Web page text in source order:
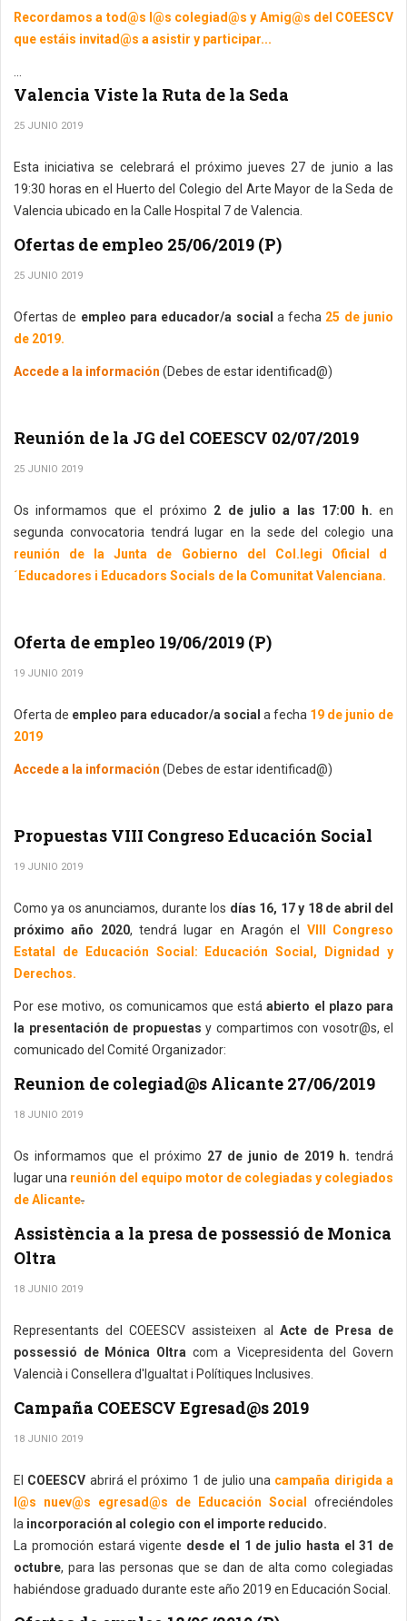
Recordamos a tod@s l@s colegiad@s y Amig@s del COEESCV
que estáis invitad@s a asistir y participar...
Valencia Viste la Ruta de la Seda
25 JUNIO 2019
Esta iniciativa se celebrará el próximo jueves 27 de junio a las
19:30 horas en el Huerto del Colegio del Arte Mayor de la Seda de
Valencia ubicado en la Calle Hospital 7 de Valencia.
Ofertas de empleo 25/06/2019 (P)
25 JUNIO 2019
Ofertas de empleo para educador/a social a fecha 25 de junio
de 2019.
Accede a la información (Debes de estar identificad@)
Reunión de la JG del COEESCV 02/07/2019
25 JUNIO 2019
Os informamos que el próximo 2 de julio a las 17:00 h. en
segunda convocatoria tendrá lugar en la sede del colegio una
reunión de la Junta de Gobierno del Col.legi Oficial d
´Educadores i Educadors Socials de la Comunitat Valenciana.
Oferta de empleo 19/06/2019 (P)
19 JUNIO 2019
Oferta de empleo para educador/a social a fecha 19 de junio de
2019
Accede a la información (Debes de estar identificad@)
Propuestas VIII Congreso Educación Social
19 JUNIO 2019
Como ya os anunciamos, durante los días 16, 17 y 18 de abril del
próximo año 2020, tendrá lugar en Aragón el
VIII Congreso
Estatal de Educación Social: Educación Social, Dignidad y
Derechos.
Por ese motivo, os comunicamos que está abierto el plazo para
la presentación de propuestas y compartimos con vosotr@s, el
comunicado del Comité Organizador:
Reunion de colegiad@s Alicante 27/06/2019
18 JUNIO 2019
Os informamos que el próximo 27 de junio de 2019 h. tendrá
lugar una reunión del equipo motor de colegiadas y colegiados
de Alicante.
Assistència a la presa de possessió de Monica
Oltra
18 JUNIO 2019
Representants del COEESCV assisteixen al Acte de Presa de
possessió de Mónica Oltra com a Vicepresidenta del Govern
Valencià i Consellera d'Igualtat i Polítiques Inclusives.
Campaña COEESCV Egresad@s 2019
18 JUNIO 2019
El COEESCV abrirá el próximo 1 de julio una campaña dirigida a
l@s nuev@s egresad@s de Educación Social
ofreciéndoles
la incorporación al colegio con el importe reducido.
La promoción estará vigente desde el 1 de julio hasta el 31 de
octubre, para las personas que se dan de alta como colegiadas
habiéndose graduado durante este año 2019 en Educación Social.